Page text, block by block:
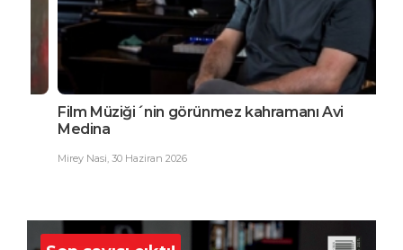
Film Müziği´nin görünmez kahramanı Avi
Medina
Mirey Nasi, 30 Haziran 2026